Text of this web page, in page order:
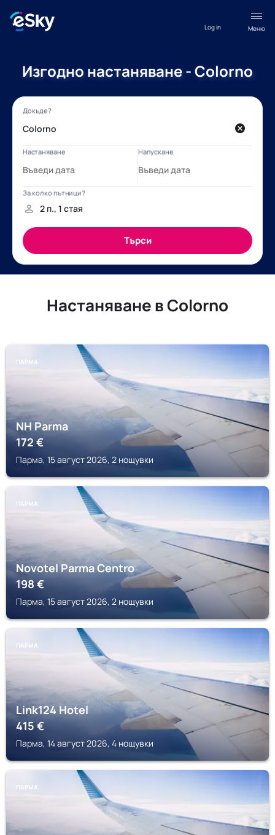
Меню
Log in
Изгодно настаняване - Colorno
Настаняване в Colorno
ПАРМА
NH Parma
172€
Парма, 15 август 2026, 2 нощувки
ПАРМА
Novotel Parma Centro
198€
Парма, 15 август 2026, 2 нощувки
ПАРМА
Link124 Hotel
415€
Парма, 14 август 2026, 4 нощувки
ПАРМА